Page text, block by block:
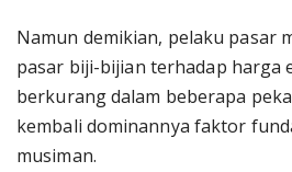
Namun demikian, pelaku pasar
pasar biji-bijian terhadap harga
berkurang dalam beberapa
kembali dominannya faktor
musiman.